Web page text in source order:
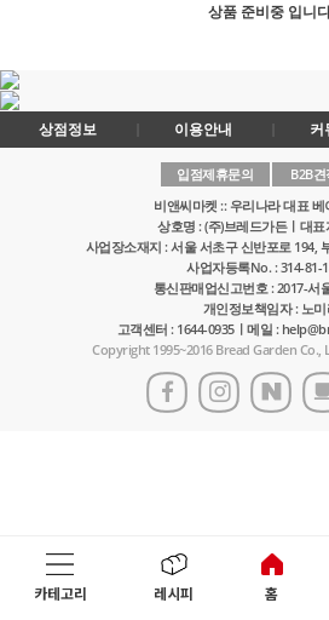
카테고리 레시피 홈
상품 준비중 입니
상점정보 이용안내 커
입점제휴문의
B2B
비앤씨마켓 :: 우리나라 대표
상호명 : (주)브레드가든ㅣ대표
사업장소재지 : 서울 서초구 신반포로 194,
사업자등록No. : 314-81-
통신판매업신고번호 : 2017-서
개인정보책임자 : 노
고객센터 : 1644-0935ㅣ메일 :
Copyright 1995~2016 Bread Garden Co.,